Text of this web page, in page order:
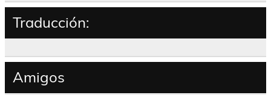
Traducción:
Amigos